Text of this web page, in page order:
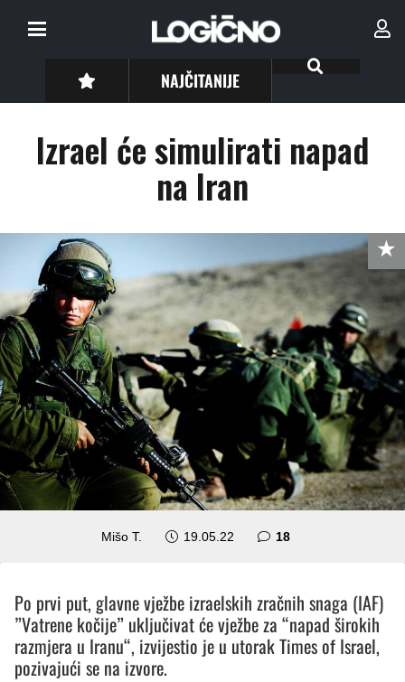
NAJČITANIJE
Izrael će simulirati napad
na Iran
Mišo T. 19.05.22 18komentara
Po prvi put, glavne vježbe izraelskih zračnih snaga (IAF)
”Vatrene kočije” uključivat će vježbe za “napad širokih
razmjera u Iranu“, izvijestio je u utorak Times of Israel,
pozivajući se na izvore.